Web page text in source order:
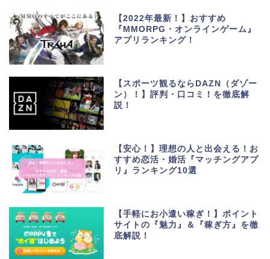
【2022年最新！】おすすめ
『MMORPG・オンラインゲーム』
アプリランキング！
【スポーツ観るならDAZN（ダゾー
ン）！】評判・口コミ！を徹底解
説！
【安心！】理想の人と出会える！お
すすめ恋活・婚活『マッチングアプ
リ』ランキング10選
【手軽にお小遣い稼ぎ！】ポイント
サイトの『魅力』＆『稼ぎ方』を徹
底解説！
生活便利アプリ・ゲーム
アプリ
ポイントサイト・お小遣
美容・健康・マッチング